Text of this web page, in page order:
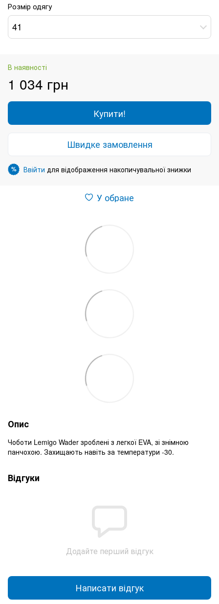
Розмір одягу
41
В наявності
1 034 грн
Купити!
Швидке замовлення
% Ввійти для відображення накопичувальної знижки
У обране
Опис
Чоботи Lemigo Wader зроблені з легкої EVA, зі знімною
панчохою. Захищають навіть за температури -30.
Відгуки
Додайте перший відгук
Написати відгук